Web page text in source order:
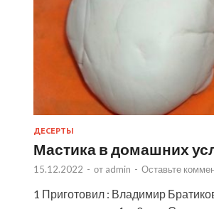
ДЕСЕРТЫ
Мастика в домашних
15.12.2022 - от admin - Оставьте
1 Приготовил : Владимир